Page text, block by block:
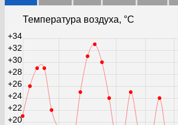
Температура воздуха, °С
+20
+22
+24
+26
+28
+30
+32
+34